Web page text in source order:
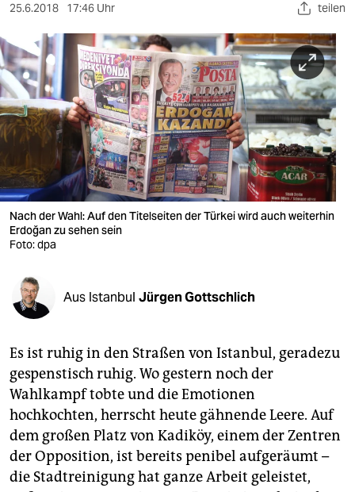
sport
berlin
nord
wahrheit
verlag
verlag
veranstaltungen
fragen & hilfe
abo
genossenschaft
epaper login
25.6.2018 17:46 Uhr teilen
Nach der Wahl: Auf den Titelseiten der Türkei wird auch weiterhin
Erdoğan zu sehen sein
Foto: dpa
Aus Istanbul Jürgen Gottschlich
Es ist ruhig in den Straßen von Istanbul, geradezu
gespenstisch ruhig. Wo gestern noch der
Wahlkampf tobte und die Emotionen
hochkochten, herrscht heute gähnende Leere. Auf
dem großen Platz von Kadiköy, einem der Zentren
der Opposition, ist bereits penibel aufgeräumt –
die Stadtreinigung hat ganze Arbeit geleistet,